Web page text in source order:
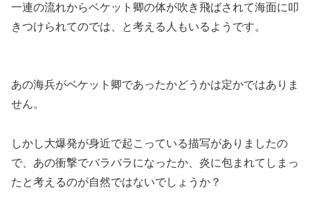
一連の流れからベケット卿の体が吹き飛ばされて海面に叩
きつけられてのでは、と考える人もいるようです。
あの海兵がベケット卿であったかどうかは定かではありま
せん。
しかし大爆発が身近で起こっている描写がありましたの
で、あの衝撃でバラバラになったか、炎に包まれてしまっ
たと考えるのが自然ではないでしょうか？